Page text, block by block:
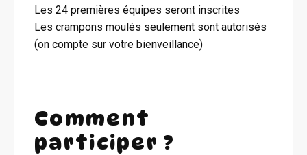
Les 24 premières équipes seront inscrites
Les crampons moulés seulement sont autorisés
(on compte sur votre bienveillance)
Comment
participer ?